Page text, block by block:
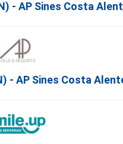
- AP Sines Costa
- AP Sines Costa